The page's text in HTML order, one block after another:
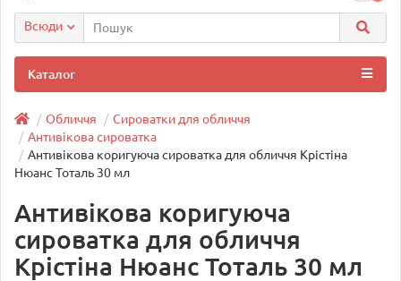
Всюди
Каталог
Обличчя
Сироватки для обличчя
Антивікова сироватка
Антивікова коригуюча сироватка для обличчя Крістіна
Нюанс Тоталь 30 мл
Антивікова коригуюча
сироватка для обличчя
Крістіна Нюанс Тоталь 30 мл